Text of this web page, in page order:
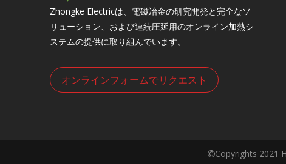
Zhongke Electricは、電磁冶金の研究開発と完全なソ
リューション、および連続圧延用のオンライン加熱シ
ステムの提供に取り組んでいます。
オンラインフォームでリクエスト
Copyrights 2021